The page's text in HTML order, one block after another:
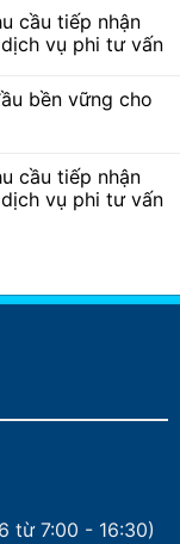
cầu tiếp nhận
vụ phi tư vấn
bền vững cho
cầu tiếp nhận
vụ phi tư vấn
từ 7:00 - 16:30)